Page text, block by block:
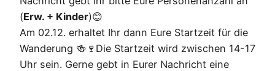
(Erw. + Kinder)😊
Am 02.12. erhaltet Ihr dann Eure Startzeit für die
Wanderung 🍻🍷Die Startzeit wird zwischen 14-17
Uhr sein. Gerne gebt in Eurer Nachricht eine